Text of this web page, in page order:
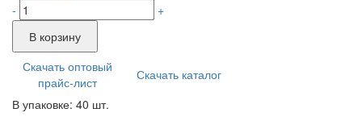
-
+
В корзину
Скачать оптовый
прайс-лист
Скачать каталог
В упаковке: 40 шт.